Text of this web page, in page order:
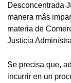
Desconcentrada
manera más
materia de
Justicia
Se precisa que,
incurrir en un